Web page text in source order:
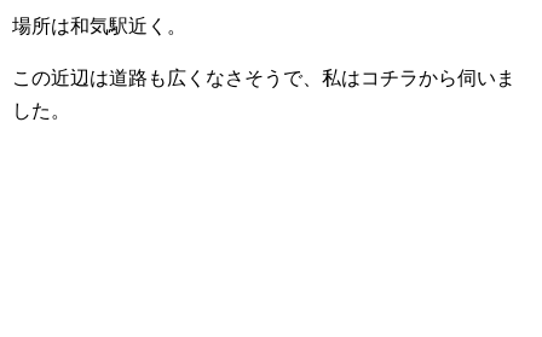
場所は和気駅近く。
この近辺は道路も広くなさそうで、私はコチラから伺いま
した。